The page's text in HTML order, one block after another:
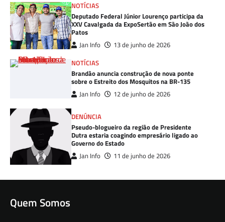
NOTÍCIAS
Deputado Federal Júnior Lourenço participa da
XXV Cavalgada da ExpoSertão em São João dos
Patos
Jan Info
13 de junho de 2026
NOTÍCIAS
Brandão anuncia construção de nova ponte
sobre o Estreito dos Mosquitos na BR-135
Jan Info 12 de junho de 2026
DENÚNCIA
Pseudo-blogueiro da região de Presidente
Dutra estaria coagindo empresário ligado ao
Governo do Estado
Jan Info 11 de junho de 2026
Quem Somos